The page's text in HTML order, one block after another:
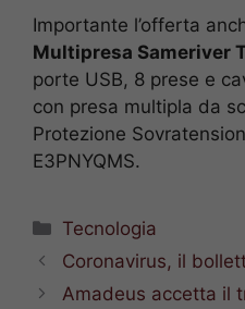
Importante l’offerta
Multipresa Sameriver
porte USB, 8 prese e
con presa multipla da
Protezione
E3PNYQMS.
Categorie
Tecnologia
Coronavirus, il
Amadeus accetta il